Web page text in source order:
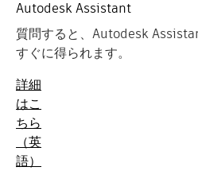
Autodesk Assistant
質問すると、Autodesk
すぐに得られます。
詳細
はこ
ちら
（英
語）